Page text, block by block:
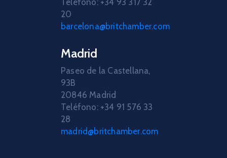
20
barcelona@britchamber.com
Madrid
Paseo de la Castellana,
93B
20846 Madrid
Teléfono: +34 91 576 33
28
madrid@britchamber.com